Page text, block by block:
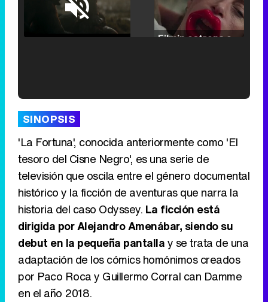
Unmute /
Loaded
25.30%
Tráiler de '33 días', la nueva serie de Atresplayer con Julián Villagrán y José Manuel Poga
Tráiler en catalán de 'Ravalear', la nueva serie de HBO Max sobre los fondos buitre
SINOPSIS
'La Fortuna', conocida anteriormente como 'El
tesoro del Cisne Negro', es una serie de
televisión que oscila entre el género documental
histórico y la ficción de aventuras que narra la
historia del caso Odyssey. La ficción está
dirigida por Alejandro Amenábar, siendo su
debut en la pequeña pantallay se trata de una
adaptación de los cómics homónimos creados
por Paco Roca y Guillermo Corral can Damme
en el año 2018.